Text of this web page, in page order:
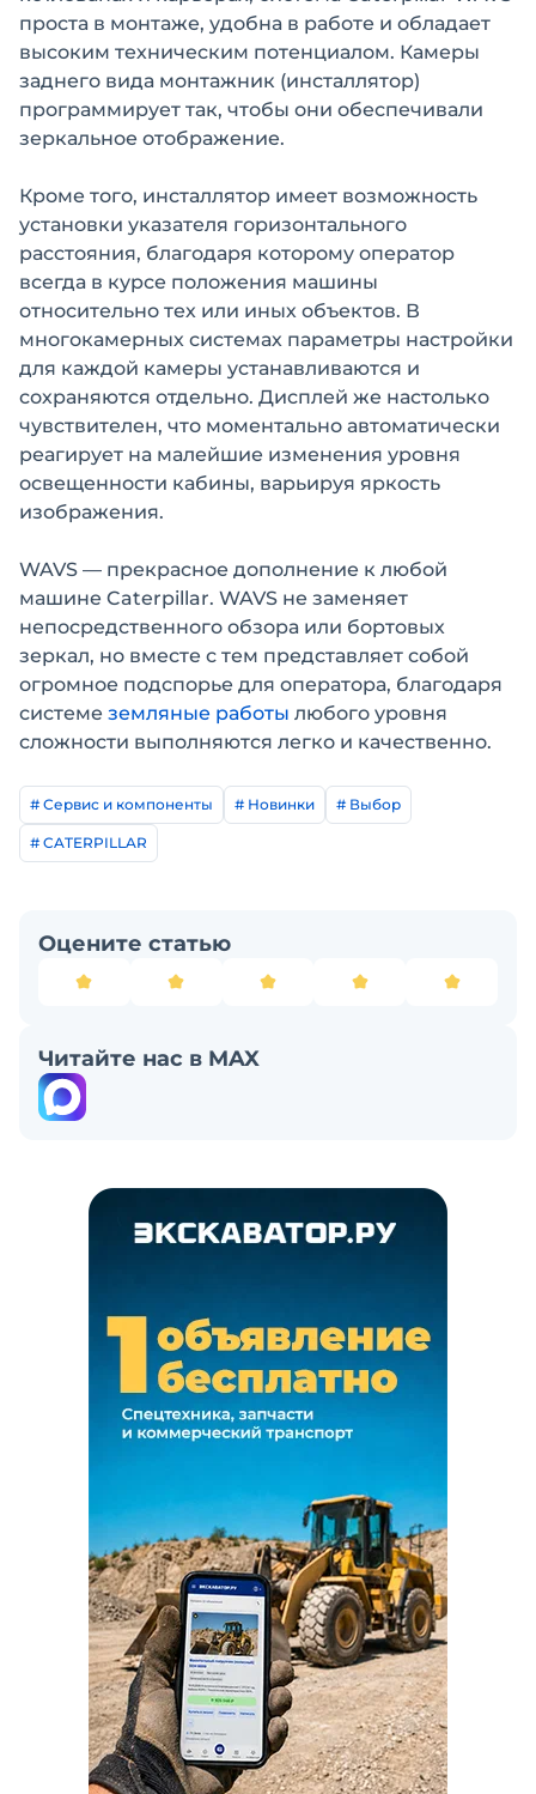
проста в монтаже, удобна в работе и обладает
высоким техническим потенциалом. Камеры
заднего вида монтажник (инсталлятор)
программирует так, чтобы они обеспечивали
зеркальное отображение.
Кроме того, инсталлятор имеет возможность
установки указателя горизонтального
расстояния, благодаря которому оператор
всегда в курсе положения машины
относительно тех или иных объектов. В
многокамерных системах параметры настройки
для каждой камеры устанавливаются и
сохраняются отдельно. Дисплей же настолько
чувствителен, что моментально автоматически
реагирует на малейшие изменения уровня
освещенности кабины, варьируя яркость
изображения.
WAVS — прекрасное дополнение к любой
машине Caterpillar. WAVS не заменяет
непосредственного обзора или бортовых
зеркал, но вместе с тем представляет собой
огромное подспорье для оператора, благодаря
системе земляные работы любого уровня
сложности выполняются легко и качественно.
# Сервис и компоненты # Новинки # Выбор
# CATERPILLAR
Оцените статью
Читайте нас в MAX